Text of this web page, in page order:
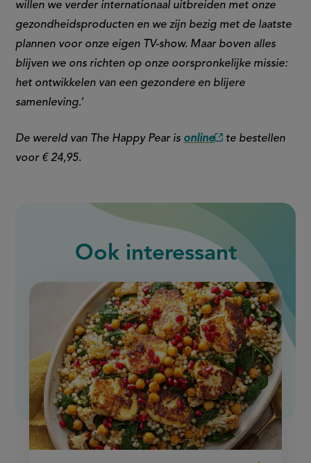
willen we verder internationaal uitbreiden met onze
gezondheidsproducten en we zijn bezig met de laatste
plannen voor onze eigen TV-show. Maar boven alles
blijven we ons richten op onze oorspronkelijke missie:
het ontwikkelen van een gezondere en blijere
samenleving.’
De wereld van The Happy Pear is online(externe
te bestellen
voor € 24,95.
Ook interessant